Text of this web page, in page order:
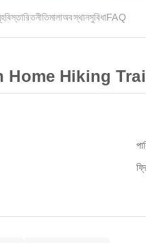
বিস্তারিতনীতিমালাঅবস্থানসুবিধাFAQ
Home Hiking